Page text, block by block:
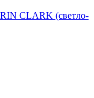
CLARK (светло-